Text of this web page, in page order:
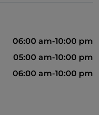
06:00 am-10:00 pm
05:00 am-10:00 pm
06:00 am-10:00 pm